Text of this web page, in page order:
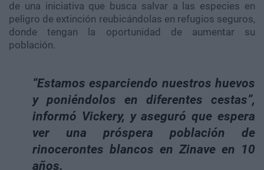
de una iniciativa que busca salvar a las especies en
peligro de extinción reubicándolas en refugios seguros,
donde tengan la oportunidad de aumentar su
población.
“Estamos esparciendo nuestros huevos
y poniéndolos en diferentes cestas”,
informó Vickery, y aseguró que espera
ver una próspera población de
rinocerontes blancos en Zinave en 10
años.